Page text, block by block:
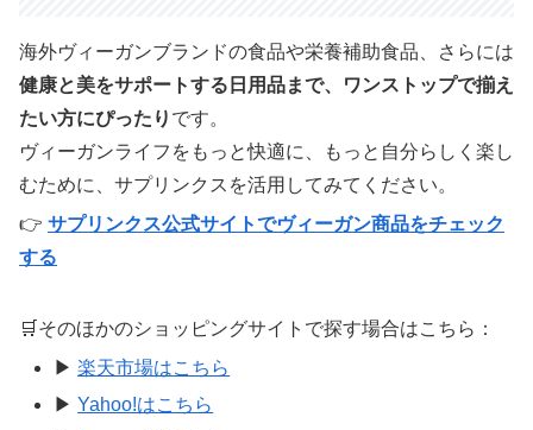
海外ヴィーガンブランドの食品や栄養補助食品、さらには
健康と美をサポートする日用品まで、ワンストップで揃え
たい方にぴったり です。
ヴィーガンライフをもっと快適に、もっと自分らしく楽し
むために、サプリンクスを活用してみてください。
👉 サプリンクス公式サイトでヴィーガン商品をチェック
する
🛒そのほかのショッピングサイトで探す場合はこちら：
▶楽天市場はこちら
▶Yahoo!はこちら